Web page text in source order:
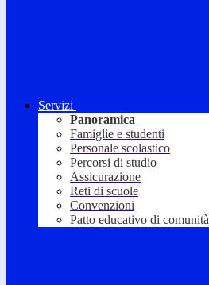
Servizi
Panoramica
Famiglie e studenti
Personale scolastico
Percorsi di studio
Assicurazione
Reti di scuole
Convenzioni
Patto educativo di comunità